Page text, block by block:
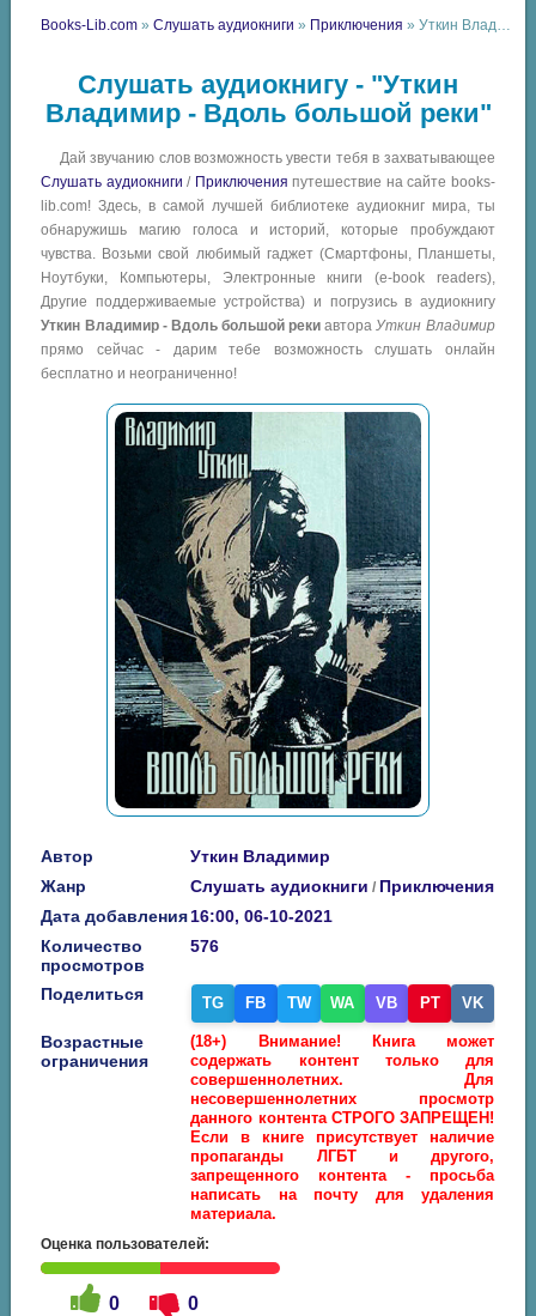
Books-Lib.com »Слушать аудиокниги » Приключения » Уткин Владимир - Вдоль большой реки
Слушать аудиокнигу - "Уткин
Владимир - Вдоль большой реки"
Дай звучанию слов возможность увести тебя в захватывающее
Слушать аудиокниги / Приключения путешествие на сайте books-
lib.com! Здесь, в самой лучшей библиотеке аудиокниг мира, ты
обнаружишь магию голоса и историй, которые пробуждают
чувства. Возьми свой любимый гаджет (Смартфоны, Планшеты,
Ноутбуки, Компьютеры, Электронные книги (e-book readers),
Другие поддерживаемые устройства) и погрузись в аудиокнигу
Уткин Владимир - Вдоль большой реки автораУткин Владимир
прямо сейчас - дарим тебе возможность слушать онлайн
бесплатно и неограниченно!
Автор
Уткин Владимир
Жанр
Слушать аудиокниги / Приключения
Дата добавления16:00, 06-10-2021
Количество
просмотров
576
Поделиться TG FB TW WA VB PT VK
Возрастные
ограничения
(18+) Внимание! Книга может
содержать контент только для
совершеннолетних. Для
несовершеннолетних просмотр
данного контента СТРОГО ЗАПРЕЩЕН!
Если в книге присутствует наличие
пропаганды ЛГБТ и другого,
запрещенного контента - просьба
написать на почту для удаления
материала.
Оценка пользователей:
0 0